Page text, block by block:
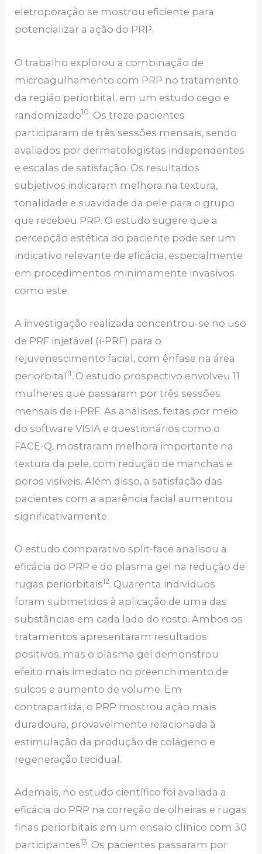
eletroporação se mostrou eficiente para
potencializar a ação do PRP.
O trabalho explorou a combinação de
microagulhamento com PRP no tratamento
da região periorbital, em um estudo cego e
randomizado10. Os treze pacientes
participaram de três sessões mensais, sendo
avaliados por dermatologistas independentes
e escalas de satisfação. Os resultados
subjetivos indicaram melhora na textura,
tonalidade e suavidade da pele para o grupo
que recebeu PRP. O estudo sugere que a
percepção estética do paciente pode ser um
indicativo relevante de eficácia, especialmente
em procedimentos minimamente invasivos
como este.
A investigação realizada concentrou-se no uso
de PRF injetável (i-PRF) para o
rejuvenescimento facial, com ênfase na área
periorbital11. O estudo prospectivo envolveu 11
mulheres que passaram por três sessões
mensais de i-PRF. As análises, feitas por meio
do software VISIA e questionários como o
FACE-Q, mostraram melhora importante na
textura da pele, com redução de manchas e
poros visíveis. Além disso, a satisfação das
pacientes com a aparência facial aumentou
significativamente.
O estudo comparativo split-face analisou a
eficácia do PRP e do plasma gel na redução de
rugas periorbitais12. Quarenta indivíduos
foram submetidos à aplicação de uma das
substâncias em cada lado do rosto. Ambos os
tratamentos apresentaram resultados
positivos, mas o plasma gel demonstrou
efeito mais imediato no preenchimento de
sulcos e aumento de volume. Em
contrapartida, o PRP mostrou ação mais
duradoura, provavelmente relacionada à
estimulação da produção de colágeno e
regeneração tecidual.
Ademais, no estudo científico foi avaliada a
eficácia do PRP na correção de olheiras e rugas
finas periorbitais em um ensaio clínico com 30
participantes13. Os pacientes passaram por